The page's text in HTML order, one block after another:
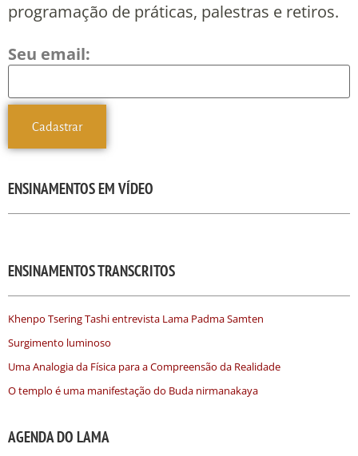
programação de práticas, palestras e retiros.
Seu email:
ENSINAMENTOS EM VÍDEO
ENSINAMENTOS TRANSCRITOS
Khenpo Tsering Tashi entrevista Lama Padma Samten
Surgimento luminoso
Uma Analogia da Física para a Compreensão da Realidade
O templo é uma manifestação do Buda nirmanakaya
AGENDA DO LAMA